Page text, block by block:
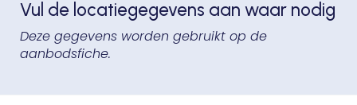
Vul de locatiegegevens aan waar nodig
Deze gegevens worden gebruikt op de
aanbodsfiche.